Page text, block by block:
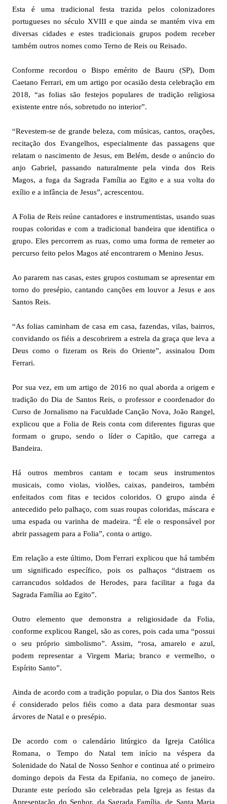
Esta é uma tradicional festa trazida pelos colonizadores
portugueses no século XVIII e que ainda se mantém viva em
diversas cidades e estes tradicionais grupos podem receber
também outros nomes como Terno de Reis ou Reisado.
Conforme recordou o Bispo emérito de Bauru (SP), Dom
Caetano Ferrari, em um artigo por ocasião desta celebração em
2018, “as folias são festejos populares de tradição religiosa
existente entre nós, sobretudo no interior”.
“Revestem-se de grande beleza, com músicas, cantos, orações,
recitação dos Evangelhos, especialmente das passagens que
relatam o nascimento de Jesus, em Belém, desde o anúncio do
anjo Gabriel, passando naturalmente pela vinda dos Reis
Magos, a fuga da Sagrada Família ao Egito e a sua volta do
exílio e a infância de Jesus”, acrescentou.
A Folia de Reis reúne cantadores e instrumentistas, usando suas
roupas coloridas e com a tradicional bandeira que identifica o
grupo. Eles percorrem as ruas, como uma forma de remeter ao
percurso feito pelos Magos até encontrarem o Menino Jesus.
Ao pararem nas casas, estes grupos costumam se apresentar em
torno do presépio, cantando canções em louvor a Jesus e aos
Santos Reis.
“As folias caminham de casa em casa, fazendas, vilas, bairros,
convidando os fiéis a descobrirem a estrela da graça que leva a
Deus como o fizeram os Reis do Oriente”, assinalou Dom
Ferrari.
Por sua vez, em um artigo de 2016 no qual aborda a origem e
tradição do Dia de Santos Reis, o professor e coordenador do
Curso de Jornalismo na Faculdade Canção Nova, João Rangel,
explicou que a Folia de Reis conta com diferentes figuras que
formam o grupo, sendo o líder o Capitão, que carrega a
Bandeira.
Há outros membros cantam e tocam seus instrumentos
musicais, como violas, violões, caixas, pandeiros, também
enfeitados com fitas e tecidos coloridos. O grupo ainda é
antecedido pelo palhaço, com suas roupas coloridas, máscara e
uma espada ou varinha de madeira. “É ele o responsável por
abrir passagem para a Folia”, conta o artigo.
Em relação a este último, Dom Ferrari explicou que há também
um significado específico, pois os palhaços “distraem os
carrancudos soldados de Herodes, para facilitar a fuga da
Sagrada Família ao Egito”.
Outro elemento que demonstra a religiosidade da Folia,
conforme explicou Rangel, são as cores, pois cada uma “possui
o seu próprio simbolismo”. Assim, “rosa, amarelo e azul,
podem representar a Virgem Maria; branco e vermelho, o
Espírito Santo”.
Ainda de acordo com a tradição popular, o Dia dos Santos Reis
é considerado pelos fiéis como a data para desmontar suas
árvores de Natal e o presépio.
De acordo com o calendário litúrgico da Igreja Católica
Romana, o Tempo do Natal tem início na véspera da
Solenidade do Natal de Nosso Senhor e continua até o primeiro
domingo depois da Festa da Epifania, no começo de janeiro.
Durante este período são celebradas pela Igreja as festas da
Apresentação do Senhor, da Sagrada Família, de Santa Maria